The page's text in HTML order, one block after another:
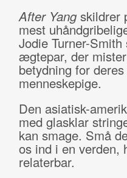
After Yangskildrer
mest
Jodie Turner-
ægtepar, der
betydning for
menneskepige.
Den asiatisk-
med glasklar
kan smage. Små
os ind i en verden,
relaterbar.